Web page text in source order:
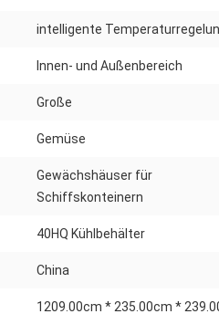
intelligente
Innen- und Außenbereich
Große
Gemüse
Gewächshäuser für
Schiffskonteinern
40HQ Kühlbehälter
China
1209.00cm * 235.00cm *